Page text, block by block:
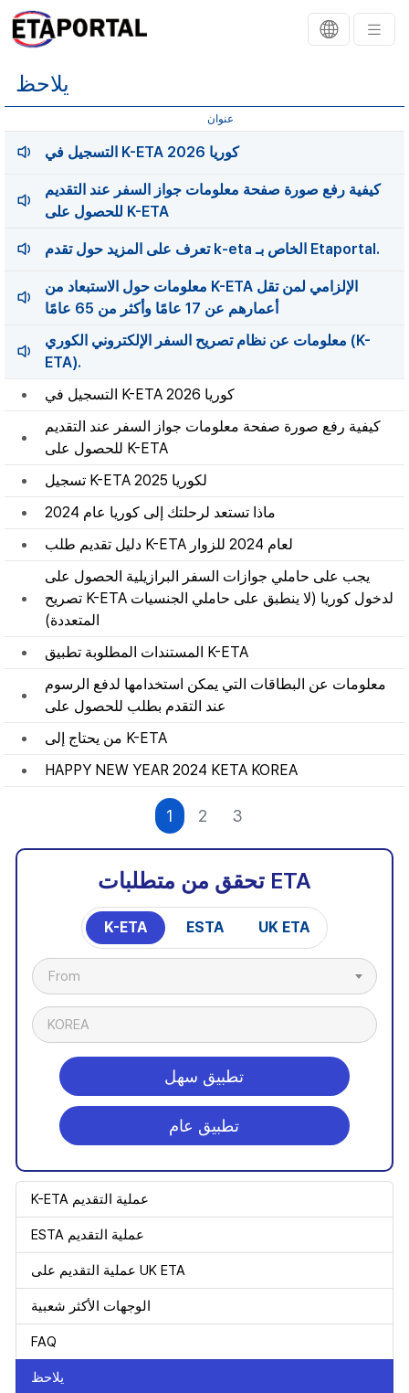
يلاحظ
عنوان
التسجيل في K-ETA كوريا 2026
كيفية رفع صورة صفحة معلومات جواز السفر عند التقديم
للحصول على K-ETA
تعرف على المزيد حول تقدم k-eta الخاص بـ Etaportal.
معلومات حول الاستبعاد من K-ETA الإلزامي لمن تقل
أعمارهم عن 17 عامًا وأكثر من 65 عامًا
معلومات عن نظام تصريح السفر الإلكتروني الكوري (K-
ETA).
التسجيل في K-ETA كوريا 2026
كيفية رفع صورة صفحة معلومات جواز السفر عند التقديم
للحصول على K-ETA
تسجيل K-ETA لكوريا 2025
ماذا تستعد لرحلتك إلى كوريا عام 2024
دليل تقديم طلب K-ETA لعام 2024 للزوار
يجب على حاملي جوازات السفر البرازيلية الحصول على
تصريح K-ETA لدخول كوريا (لا ينطبق على حاملي الجنسيات
المتعددة)
المستندات المطلوبة تطبيق K-ETA
معلومات عن البطاقات التي يمكن استخدامها لدفع الرسوم
عند التقدم بطلب للحصول على
من يحتاج إلى K-ETA
HAPPY NEW YEAR 2024 KETA KOREA
1 2 3
تحقق من متطلبات ETA
K-ETA ESTA UK ETA
From
KOREA
تطبيق سهل
تطبيق عام
K-ETA عملية التقديم
ESTA عملية التقديم
عملية التقديم على UK ETA
الوجهات الأكثر شعبية
FAQ
يلاحظ